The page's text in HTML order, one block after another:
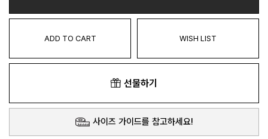
ADD TO CART WISH LIST
선물하기
사이즈 가이드를 참고하세요!